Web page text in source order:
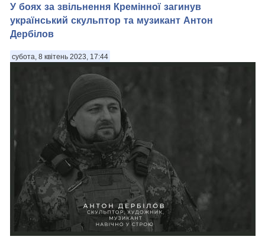
У боях за звільнення Кремінної загинув
український скульптор та музикант Антон
Дербілов
субота, 8 квітень 2023, 17:44